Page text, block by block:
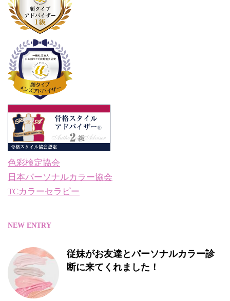
色彩検定協会
日本パーソナルカラー協会
TCカラーセラピー
NEW ENTRY
従妹がお友達とパーソナルカラー診
断に来てくれました！